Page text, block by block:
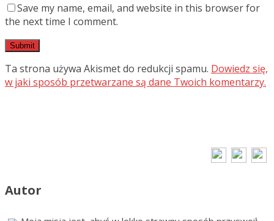
Save my name, email, and website in this browser for
the next time I comment.
Ta strona używa Akismet do redukcji spamu. Dowiedz się,
w jaki sposób przetwarzane są dane Twoich komentarzy.
Autor